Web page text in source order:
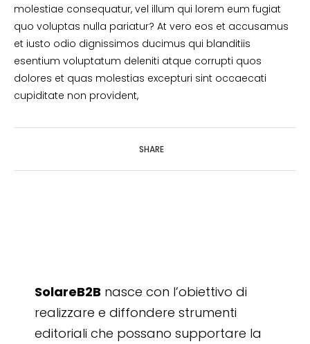
molestiae consequatur, vel illum qui lorem eum fugiat
quo voluptas nulla pariatur? At vero eos et accusamus
et iusto odio dignissimos ducimus qui blanditiis
esentium voluptatum deleniti atque corrupti quos
dolores et quas molestias excepturi sint occaecati
cupiditate non provident,
SHARE
SolareB2B nasce con l’obiettivo di
realizzare e diffondere strumenti
editoriali che possano supportare la